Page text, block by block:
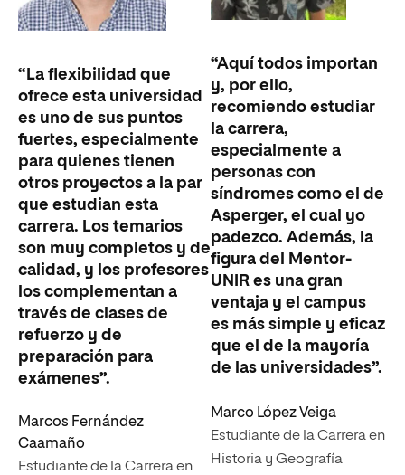
“La flexibilidad que
ofrece esta universidad
es uno de sus puntos
fuertes, especialmente
para quienes tienen
otros proyectos a la par
que estudian esta
carrera. Los temarios
son muy completos y de
calidad, y los profesores
los complementan a
través de clases de
refuerzo y de
preparación para
exámenes”.
Marcos Fernández
Caamaño
Estudiante de la Carrera en
“Aquí todos importan
y, por ello,
recomiendo estudiar
la carrera,
especialmente a
personas con
síndromes como el de
Asperger, el cual yo
padezco. Además, la
figura del Mentor-
UNIR es una gran
ventaja y el campus
es más simple y eficaz
que el de la mayoría
de las universidades”.
Marco López Veiga
Estudiante de la Carrera en
Historia y Geografía